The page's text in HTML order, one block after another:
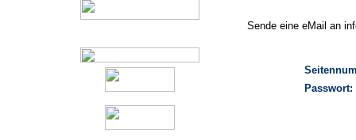
Sende eine eMail an
Passwort: